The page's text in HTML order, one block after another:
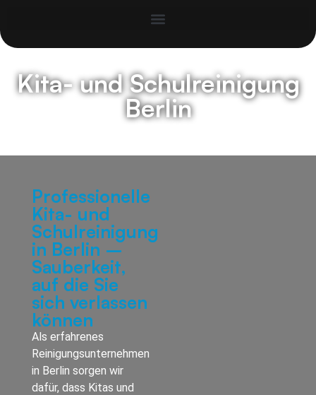
Kita- und Schulreinigung
Berlin
Professionelle
Kita- und
Schulreinigung
in Berlin –
Sauberkeit,
auf die Sie
sich verlassen
können
Als erfahrenes
Reinigungsunternehmen
in Berlin sorgen wir
dafür, dass Kitas und